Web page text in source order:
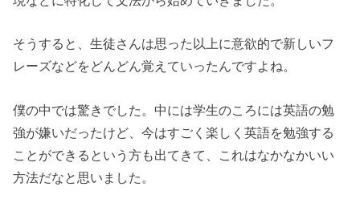
そうすると、生徒さんは思った以上に意欲的で新しいフ
レーズなどをどんどん覚えていったんですよね。
僕の中では驚きでした。中には学生のころには英語の勉
強が嫌いだったけど、今はすごく楽しく英語を勉強する
ことができるという方も出てきて、これはなかなかいい
方法だなと思いました。